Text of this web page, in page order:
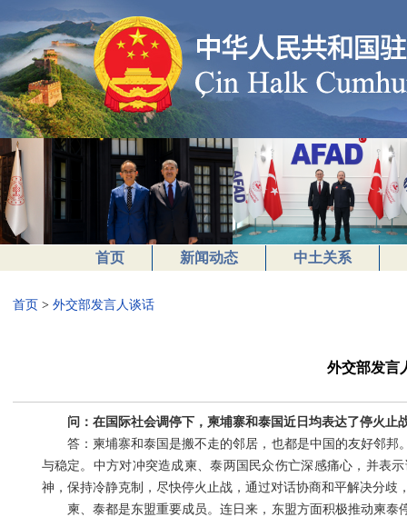
首页 新闻动态 中土关系
首页 > 外交部发言人谈话
外交部发言
问：在国际社会调停下，柬埔寨和泰国近日均表达了停火
答：柬埔寨和泰国是搬不走的邻居，也都是中国的友好邻
与稳定。中方对冲突造成柬、泰两国民众伤亡深感痛心，并表
神，保持冷静克制，尽快停火止战，通过对话协商和平解决分歧
柬、泰都是东盟重要成员。连日来，东盟方面积极推动柬